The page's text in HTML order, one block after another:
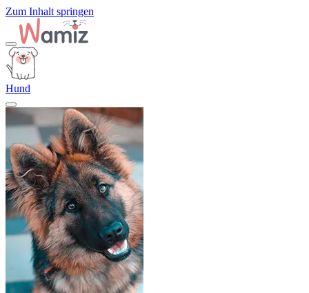
Zum Inhalt springen
Hund